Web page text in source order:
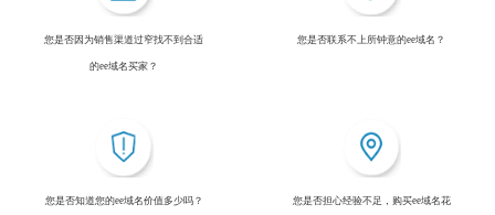
您是否因为销售渠道过窄找不到合适
的ee域名买家？
您是否联系不上所钟意的ee域名？
您是否知道您的ee域名价值多少吗？ 您是否担心经验不足，购买ee域名花